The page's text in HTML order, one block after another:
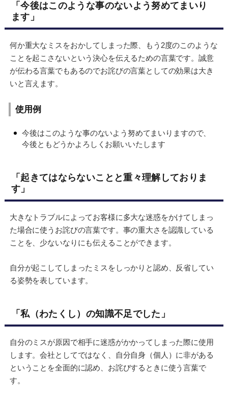
「今後はこのような事のないよう努めてまいり
ます」
何か重大なミスをおかしてしまった際、もう2度のこのような
ことを起こさないという決心を伝えるための言葉です。誠意
が伝わる言葉でもあるのでお詫びの言葉としての効果は大き
いと言えます。
使用例
今後はこのような事のないよう努めてまいりますので、
今後ともどうかよろしくお願いいたします
「起きてはならないことと重々理解しておりま
す」
大きなトラブルによってお客様に多大な迷惑をかけてしまっ
た場合に使うお詫びの言葉です。事の重大さを認識している
ことを、少ないなりにも伝えることができます。
自分が起こしてしまったミスをしっかりと認め、反省してい
る姿勢を表しています。
「私（わたくし）の知識不足でした」
自分のミスが原因で相手に迷惑がかかってしまった際に使用
します。会社としてではなく、自分自身（個人）に非がある
ということを全面的に認め、お詫びするときに使う言葉で
す。